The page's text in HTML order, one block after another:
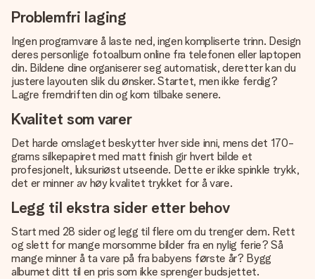
Problemfri laging
Ingen programvare å laste ned, ingen kompliserte trinn. Design
deres personlige fotoalbum online fra telefonen eller laptopen
din. Bildene dine organiserer seg automatisk, deretter kan du
justere layouten slik du ønsker. Startet, men ikke ferdig?
Lagre fremdriften din og kom tilbake senere.
Kvalitet som varer
Det harde omslaget beskytter hver side inni, mens det 170-
grams silkepapiret med matt finish gir hvert bilde et
profesjonelt, luksuriøst utseende. Dette er ikke spinkle trykk,
det er minner av høy kvalitet trykket for å vare.
Legg til ekstra sider etter behov
Start med 28 sider og legg til flere om du trenger dem. Rett
og slett for mange morsomme bilder fra en nylig ferie? Så
mange minner å ta vare på fra babyens første år? Bygg
albumet ditt til en pris som ikke sprenger budsjettet.